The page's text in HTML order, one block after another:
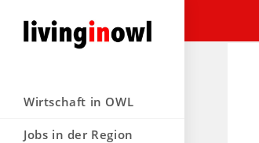
Wirtschaft in OWL
Jobs in der Region